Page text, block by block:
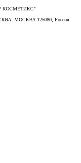
КОСМЕТИКС"
МОСКВА 125080, Россия